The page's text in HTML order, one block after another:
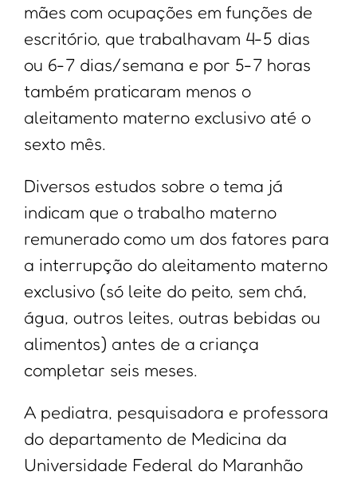
mães com ocupações em funções de
escritório, que trabalhavam 4-5 dias
ou 6-7 dias/semana e por 5-7 horas
também praticaram menos o
aleitamento materno exclusivo até o
sexto mês.
Diversos estudos sobre o tema já
indicam que o trabalho materno
remunerado como um dos fatores para
a interrupção do aleitamento materno
exclusivo (só leite do peito, sem chá,
água, outros leites, outras bebidas ou
alimentos) antes de a criança
completar seis meses.
A pediatra, pesquisadora e professora
do departamento de Medicina da
Universidade Federal do Maranhão